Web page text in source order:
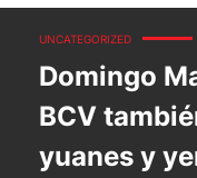
UNCATEGORIZED
Domingo
BCV
yuanes y